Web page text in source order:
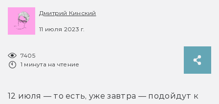
Дмитрий Кинский
11 июля 2023 г.
7405
1 минута на чтение
12 июля — то есть, уже завтра — подойдут к